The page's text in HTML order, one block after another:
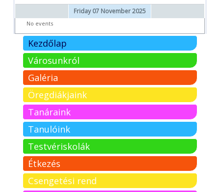
Tanárjelölteknek
Friday 07 November 2025
No events
Kezdőlap
Városunkról
Galéria
Öregdiákjaink
Tanáraink
Tanulóink
Testvériskolák
Étkezés
Csengetési rend